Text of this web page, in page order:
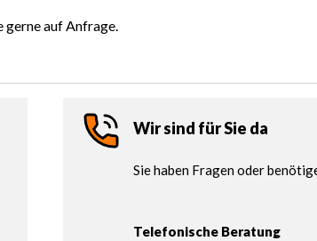
gerne auf Anfrage.
Wir sind für Sie da
Sie haben Fragen oder
Telefonische Beratung